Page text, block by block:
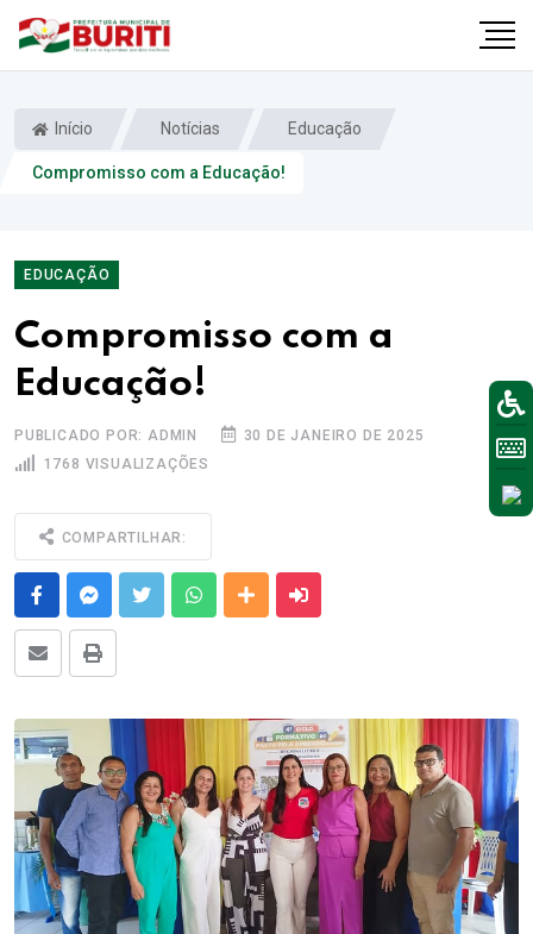
Início Notícias Educação
Compromisso com a Educação!
EDUCAÇÃO
Compromisso com a
Educação!
PUBLICADO POR: ADMIN
30 DE JANEIRO DE 2025
1768 VISUALIZAÇÕES
COMPARTILHAR:
FacebookMessenger
Twitter WhatsappOutras Mídias
E-mail